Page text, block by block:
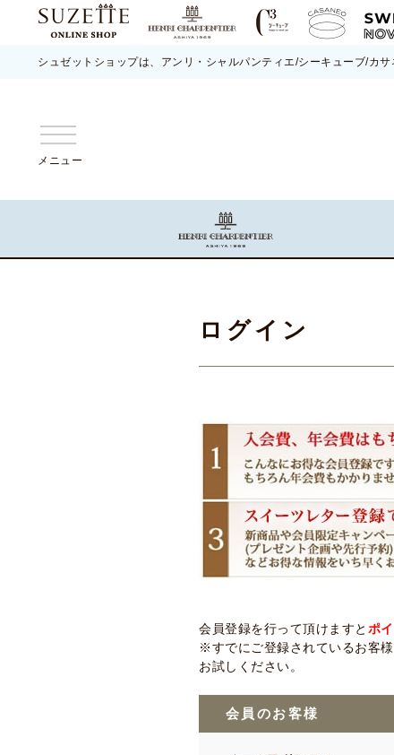
シュゼットショップは、アンリ・シャルパンティエ/シーキューブ/カ
メニュー
ログイン
会員登録を行って頂けますと ポ
※すでにご登録されているお客
お試しください。
会員のお客様